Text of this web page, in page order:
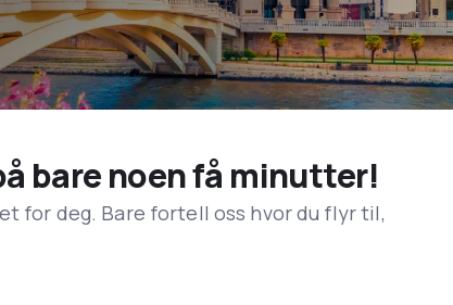
bare noen få minutter!
for deg. Bare fortell oss hvor du flyr til,